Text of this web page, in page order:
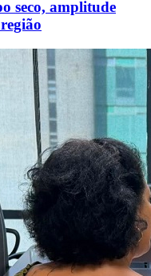
seco, amplitude